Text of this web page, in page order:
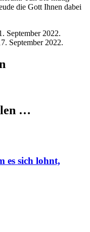
die Gott Ihnen dabei
September 2022.
September 2022.
…
es sich lohnt,